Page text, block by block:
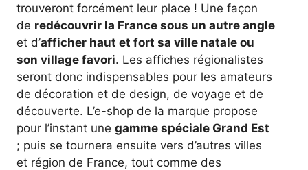
trouveront forcément leur place ! Une façon
de redécouvrir la France sous un autre angle
et d’afficher haut et fort sa ville natale ou
son village favori. Les affiches régionalistes
seront donc indispensables pour les amateurs
de décoration et de design, de voyage et de
découverte. L’e-shop de la marque propose
pour l’instant unegamme spéciale Grand Est
; puis se tournera ensuite vers d’autres villes
et région de France, tout comme des